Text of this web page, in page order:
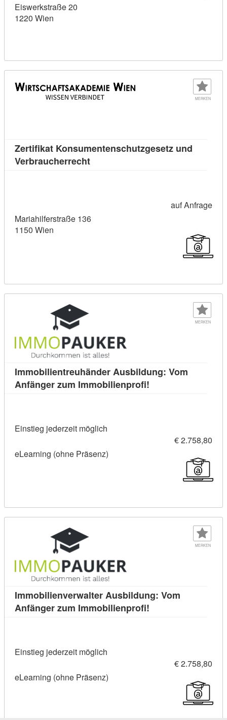
Eiswerkstraße 20
1220 Wien
MERKEN
Zertifikat Konsumentenschutzgesetz und
VerbraucherrechtKursdetail: Zertifikat
auf Anfrage
Mariahilferstraße 136
1150 Wien
MERKEN
Immobilientreuhänder Ausbildung: Vom
Anfänger zum Immobilienprofi!
Einstieg jederzeit möglich
€ 2.758,80
eLearning (ohne Präsenz)
MERKEN
Immobilienverwalter Ausbildung: Vom
Anfänger zum Immobilienprofi!
Einstieg jederzeit möglich
€ 2.758,80
eLearning (ohne Präsenz)